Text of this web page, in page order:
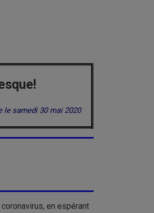
le samedi 30 mai 2020
en espérant